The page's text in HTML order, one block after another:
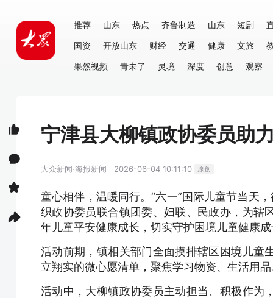
推荐 山东 热点 齐鲁制造 山东 短剧
国资
开放山东 财经 交通 健康 文旅
果然视频
青未了 灵境 深度 创意 观察
宁津县大柳镇政协委员助
大众新闻·海报新闻 2026-06-04 10:11:10 原创
童心相伴，温暖同行。“六一”国际儿童节当天
织政协委员联合镇团委、妇联、民政办，为辖
年儿童平安健康成长，切实守护困境儿童健康
活动前期，镇相关部门全面摸排辖区困境儿童
立翔实的微心愿清单，聚焦学习物资、生活用
活动中，大柳镇政协委员主动担当、积极作为